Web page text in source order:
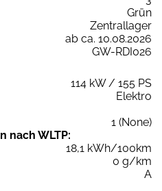
Grün
Zentrallager
ab ca. 10.08.2026
GW-RDI026
114 kW / 155 PS
Elektro
1 (None)
nach WLTP:
18,1 kWh/100km
0 g/km
A